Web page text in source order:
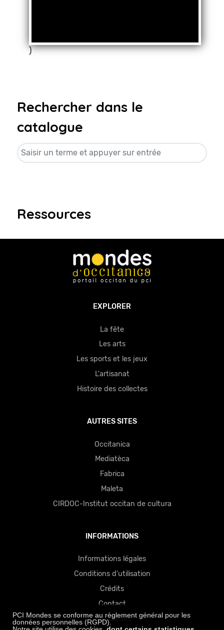
PCI Mondes se conforme au règlement général pour les
données personnelles (RGPD).
)
Rechercher dans le
catalogue
Ressources
EXPLORER
La fête
Les arts
Les sports et les jeux
L'artisanat
Histoire des collectes
AUTRES SITES
Occitanica
Mediatèca
Fabrica
Maleta
CIRDOC-Institut occitan de cultura
INFORMATIONS
Informations légales
Conditions d'utilisation
Crédits
Contact
Plan du site